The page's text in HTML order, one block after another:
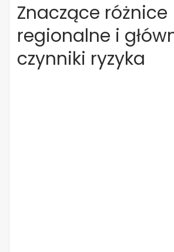
Znaczące różnice
regionalne i
czynniki ryzyka